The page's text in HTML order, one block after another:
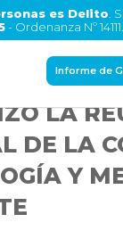
es Delito .
- Ordenanza Nº
Informe de
LA
DE LA
Y